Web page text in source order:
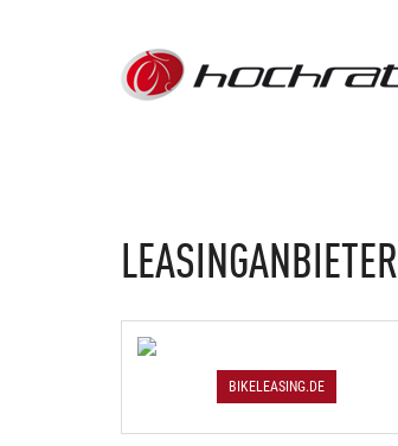
LEASINGANBIETER
BIKELEASING.DE